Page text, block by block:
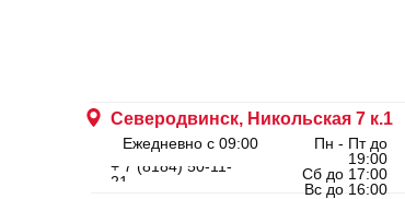
Северодвинск, Никольская 7 к.1
Ежедневно с 09:00
Пн - Пт до
19:00
Сб до 17:00
Вс до 16:00
+ 7 (8184) 50-11-
21